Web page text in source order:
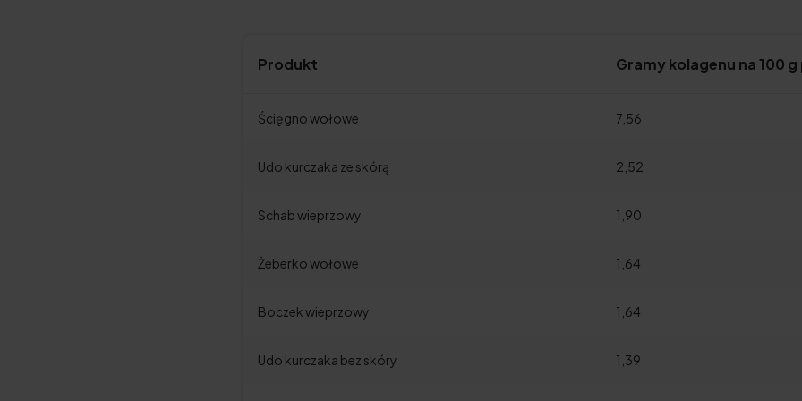
Produkt Gramy kolagenu na 100
Ścięgno wołowe 7,56
Udo kurczaka ze skórą 2,52
Schab wieprzowy 1,90
Żeberko wołowe 1,64
Boczek wieprzowy 1,64
Udo kurczaka bez skóry 1,39